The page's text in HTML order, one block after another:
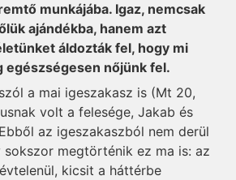
munkájába. Igaz, nemcsak
ajándékba, hanem azt
áldozták fel, hogy mi
egészségesen nőjünk fel.
a mai igeszakasz is (Mt 20,
volt a felesége, Jakab és
az igeszakaszból nem derül
sokszor megtörténik ez ma is: az
kicsit a háttérbe